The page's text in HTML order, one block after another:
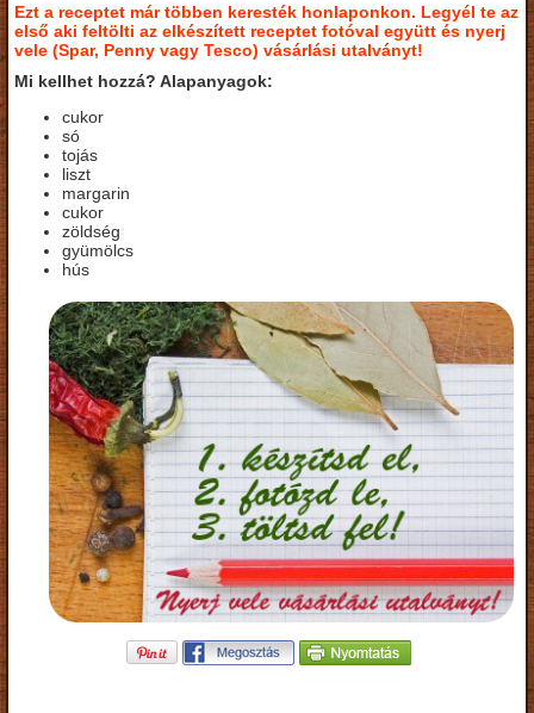
Ezt a receptet már többen keresték honlaponkon. Legyél te az
első aki feltölti az elkészített receptet fotóval együtt és nyerj
vele (Spar, Penny vagy Tesco) vásárlási utalványt!
Mi kellhet hozzá? Alapanyagok:
cukor
só
tojás
liszt
margarin
cukor
zöldség
gyümölcs
hús